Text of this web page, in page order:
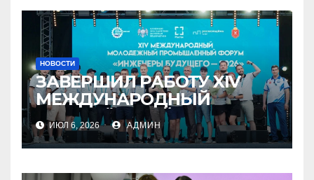
НОВОСТИ
ЗАВЕРШИЛ РАБОТУ XIV
МЕЖДУНАРОДНЫЙ
МОЛОДЁЖНЫЙ
ПРОМЫШЛЕННЫЙ ФОРУМ
«ИНЖЕНЕРЫ БУДУЩЕГО –
2026»
ИЮЛ 6, 2026 АДМИН